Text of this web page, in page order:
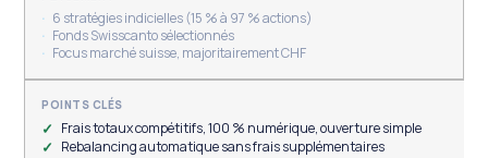
6 stratégies indicielles (15 % à 97 % actions)
Fonds Swisscanto sélectionnés
Focus marché suisse, majoritairement CHF
Frais totaux compétitifs, 100 % numérique, ouverture simple
Rebalancing automatique sans frais supplémentaires